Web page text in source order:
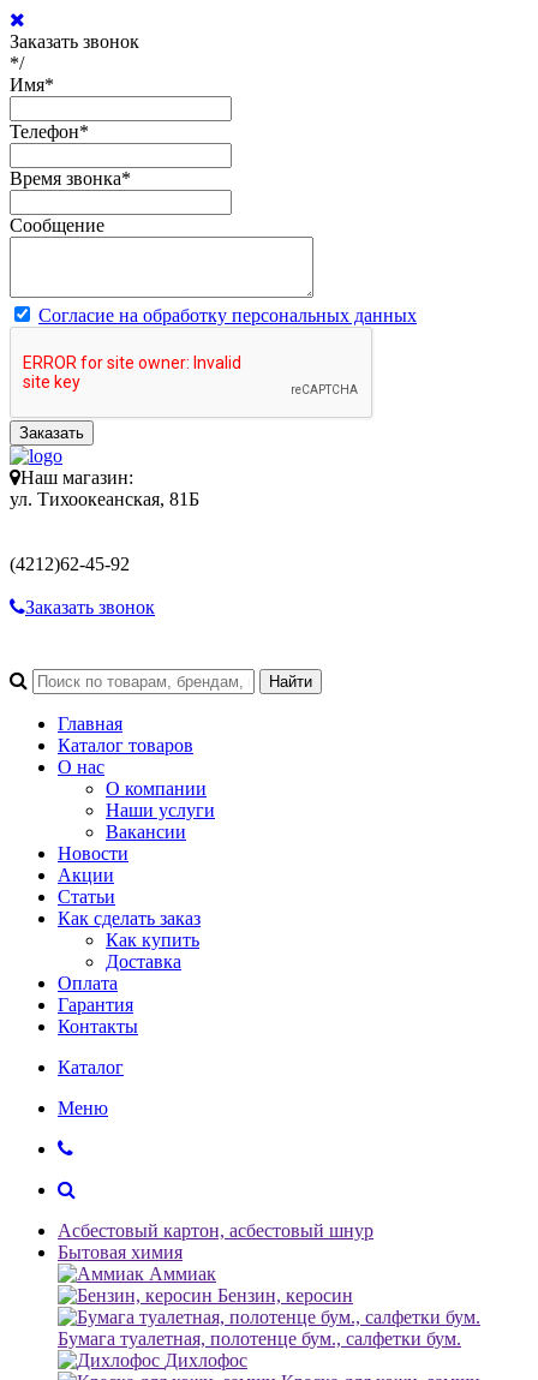
Заказать звонок
*/
Имя*
Телефон*
Время звонка*
Сообщение
Согласие на обработку персональных данных
Заказать
Наш магазин:
ул. Тихоокеанская, 81Б
(4212)62-45-92
Заказать звонок
Главная
Каталог товаров
О нас
О компании
Наши услуги
Вакансии
Новости
Акции
Статьи
Как сделать заказ
Как купить
Доставка
Оплата
Гарантия
Контакты
Каталог
Меню
Асбестовый картон, асбестовый шнур
Бытовая химия
Аммиак
Бензин, керосин
Бумага туалетная, полотенце бум., салфетки бум.
Дихлофос